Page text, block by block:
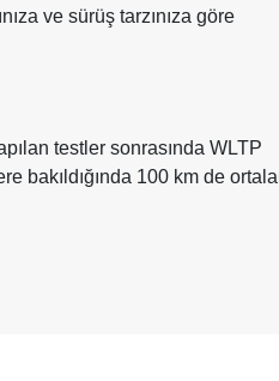
ve sürüş tarzınıza göre
testler sonrasında WLTP
bakıldığında 100 km de